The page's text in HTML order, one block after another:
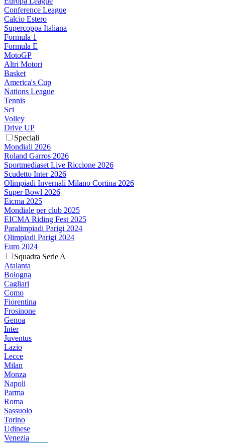
Conference League
Calcio Estero
Supercoppa Italiana
Formula 1
Formula E
MotoGP
Altri Motori
Basket
America's Cup
Nations League
Tennis
Sci
Volley
Drive UP
Speciali
Mondiali 2026
Roland Garros 2026
Sportmediaset Live Riccione 2026
Scudetto Inter 2026
Olimpiadi Invernali Milano Cortina 2026
Super Bowl 2026
Eicma 2025
Mondiale per club 2025
EICMA Riding Fest 2025
Paralimpiadi Parigi 2024
Olimpiadi Parigi 2024
Euro 2024
Squadra Serie A
Atalanta
Bologna
Cagliari
Como
Fiorentina
Frosinone
Genoa
Inter
Juventus
Lazio
Lecce
Milan
Monza
Napoli
Parma
Roma
Sassuolo
Torino
Udinese
Venezia